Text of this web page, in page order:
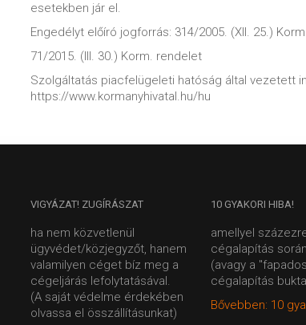
esetekben jár el.
Engedélyt előíró jogforrás: 314/2005. (XII. 25.)
71/2015. (III. 30.) Korm. rendelet
Szolgáltatás piacfelügeleti hatóság által vezetett
https://www.kormanyhivatal.hu/hu
VIGYÁZAT! ZUGÍRÁSZAT
ha nem közvetlenül
ügyvédet/közjegyzőt, hanem
valamilyen céget bíz meg a
cégeljárás lefolytatásával.
(A saját védelme érdekében
olvassa el összállításunkat)
10 GYAKORI HIBA!
amellyel
cégalapítás
(avagy a
cégalapítás
Bővebben: 10